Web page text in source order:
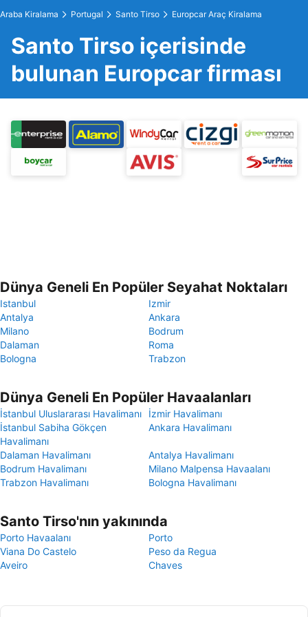
Araba Kiralama Portugal Santo Tirso Europcar Araç Kiralama
Santo Tirso içerisinde
bulunan Europcar firması
Dünya Geneli En Popüler Seyahat Noktaları
Istanbul
Izmir
Antalya
Ankara
Milano
Bodrum
Dalaman
Roma
Bologna
Trabzon
Dünya Geneli En Popüler Havaalanları
İstanbul Uluslararası Havalimanı
İzmir Havalimanı
İstanbul Sabiha Gökçen
Havalimanı
Ankara Havalimanı
Dalaman Havalimanı
Antalya Havalimanı
Bodrum Havalimanı
Milano Malpensa Havaalanı
Trabzon Havalimanı
Bologna Havalimanı
Santo Tirso'nın yakınında
Porto Havaalanı
Porto
Viana Do Castelo
Peso da Regua
Aveiro
Chaves